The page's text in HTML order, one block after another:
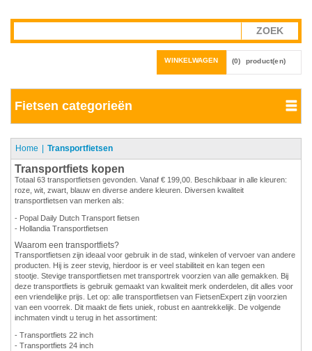
WINKELWAGEN (0) product(en)
Fietsen categorieën
Home Transportfietsen
Transportfiets kopen
Totaal 63 transportfietsen gevonden. Vanaf € 199,00. Beschikbaar in alle kleuren:
roze, wit, zwart, blauw en diverse andere kleuren. Diversen kwaliteit
transportfietsen van merken als:
- Popal Daily Dutch Transport fietsen
- Hollandia Transportfietsen
Waarom een transportfiets?
Transportfietsen zijn ideaal voor gebruik in de stad, winkelen of vervoer van andere
producten. Hij is zeer stevig, hierdoor is er veel stabiliteit en kan tegen een
stootje. Stevige transportfietsen met transportrek voorzien van alle gemakken. Bij
deze transportfiets is gebruik gemaakt van kwaliteit merk onderdelen, dit alles voor
een vriendelijke prijs. Let op: alle transportfietsen van FietsenExpert zijn voorzien
van een voorrek. Dit maakt de fiets uniek, robust en aantrekkelijk. De volgende
inchmaten vindt u terug in het assortiment:
- Transportfiets 22 inch
- Transportfiets 24 inch